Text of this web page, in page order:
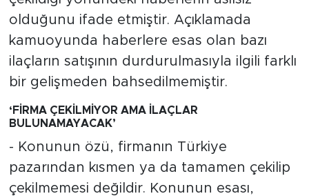
olduğunu ifade etmiştir. Açıklamada
kamuoyunda haberlere esas olan bazı
ilaçların satışının durdurulmasıyla ilgili farklı
bir gelişmeden bahsedilmemiştir.
‘FİRMA ÇEKİLMİYOR AMA İLAÇLAR
BULUNAMAYACAK’
- Konunun özü, firmanın Türkiye
pazarından kısmen ya da tamamen çekilip
çekilmemesi değildir. Konunun esası,